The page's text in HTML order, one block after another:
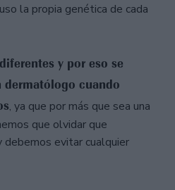
la propia genética de cada
y por eso se
dermatólogo cuando
, ya que por más que sea una
que olvidar que
debemos evitar cualquier